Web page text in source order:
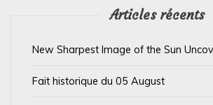
Articles récents
New Sharpest Image of the Sun
Fait historique du 05 August